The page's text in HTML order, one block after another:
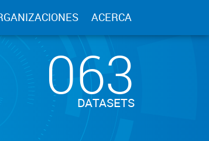
ACERCA
063
DATASETS